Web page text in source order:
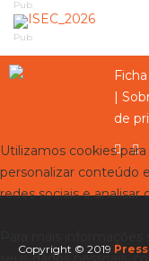
Pub
Pub
|
de
Copyright © 2019
Utilizamos cookies
personalizar conteúdo
redes sociais e